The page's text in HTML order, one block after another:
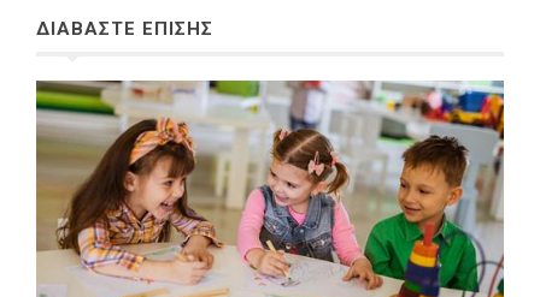
ΔΙΑΒΑΣΤΕ ΕΠΙΣΗΣ